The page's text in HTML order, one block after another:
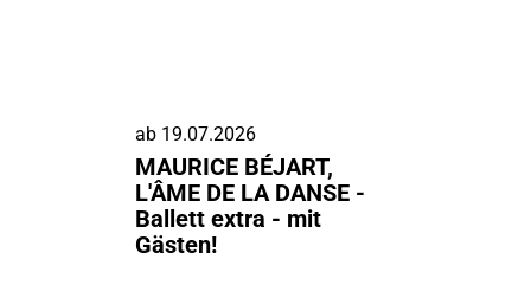
ab 19.07.2026
MAURICE BÉJART,
L'ÂME DE LA DANSE -
Ballett extra - mit
Gästen!